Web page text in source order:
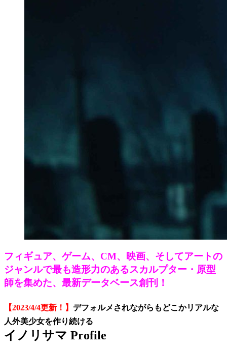
フィギュア、ゲーム、 CM、映画、そしてアートの
ジャンルで最も造形力のあるスカルプター・原型
師を集めた、最新データベース創刊！
【2023/4/4更新！】 デフォルメされながらもどこかリアルな
人外美少女を作り続ける
イノリサマ Profile